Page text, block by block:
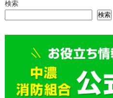
検索
検索